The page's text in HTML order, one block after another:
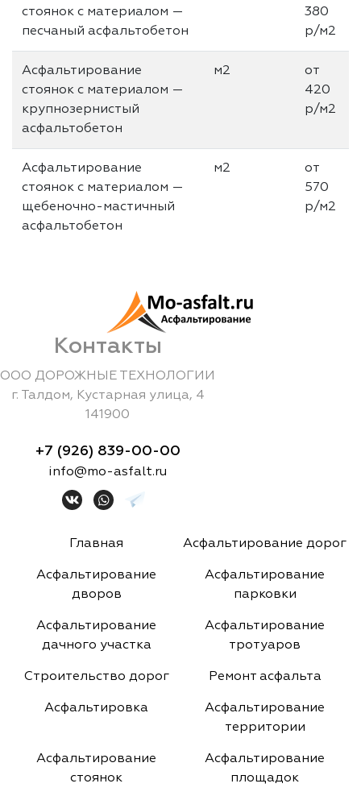
стоянок с материалом —
песчаный асфальтобетон
380
р/м2
Асфальтирование
стоянок с материалом —
крупнозернистый
асфальтобетон
м2
от
420
р/м2
Асфальтирование
стоянок с материалом —
щебеночно-мастичный
асфальтобетон
м2
от
570
р/м2
Контакты
ООО ДОРОЖНЫЕ ТЕХНОЛОГИИ
г.
Талдом, Кустарная улица, 4
141900
+7 (926) 839-00-00
info@mo-asfalt.ru
Главная Асфальтирование дорог
Асфальтирование
дворов
Асфальтирование
парковки
Асфальтирование
дачного участка
Асфальтирование
тротуаров
Строительство дорог Ремонт асфальта
Асфальтировка
Асфальтирование
территории
Асфальтирование
стоянок
Асфальтирование
площадок